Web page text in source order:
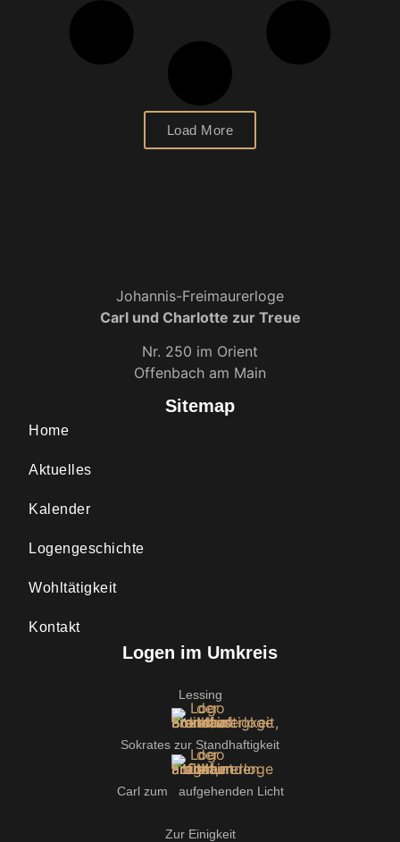
Load More
Johannis-Freimaurerloge
Carl und Charlotte zur Treue
Nr. 250 im Orient
Offenbach am Main
Sitemap
Home
Aktuelles
Kalender
Logengeschichte
Wohltätigkeit
Kontakt
Logen im Umkreis
Lessing
Sokrates zur Standhaftigkeit
Carl zum aufgehenden Licht
Zur Einigkeit